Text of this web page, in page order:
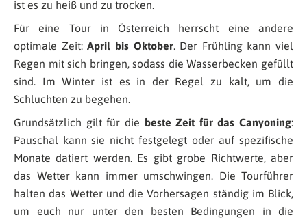
ist es zu heiß und zu trocken.
Für eine Tour in Österreich herrscht eine andere
optimale Zeit:April bis Oktober. Der Frühling kann viel
Regen mit sich bringen, sodass die Wasserbecken gefüllt
sind. Im Winter ist es in der Regel zu kalt, um die
Schluchten zu begehen.
Grundsätzlich gilt für die beste Zeit für das Canyoning:
Pauschal kann sie nicht festgelegt oder auf spezifische
Monate datiert werden. Es gibt grobe Richtwerte, aber
das Wetter kann immer umschwingen. Die Tourführer
halten das Wetter und die Vorhersagen ständig im Blick,
um euch nur unter den besten Bedingungen in die